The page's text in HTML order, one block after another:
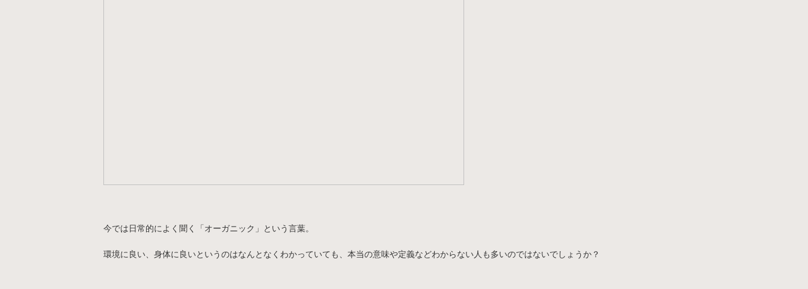
今では日常的によく聞く「オーガニック」という言葉。
環境に良い、身体に良いというのはなんとなくわかっていても、本当の意味や定義などわからない人も多いのではないでしょうか？